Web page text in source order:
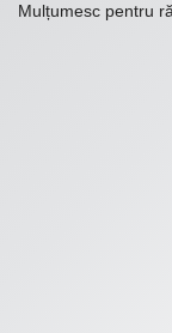
Mulțumesc pentru